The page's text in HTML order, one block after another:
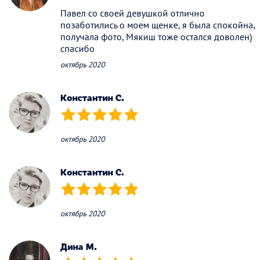
Павел со своей девушкой отлично
позаботились о моем щенке, я была спокойна,
получала фото, Мякиш тоже остался доволен)
спасибо
октябрь 2020
Константин С.
(*) (*) (*) (*) (*)
октябрь 2020
Константин С.
(*) (*) (*) (*) (*)
октябрь 2020
Дина M.